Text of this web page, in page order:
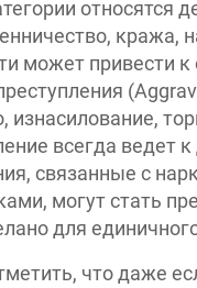
кража,
может привести
изнасилование,
всегда ведет
связанные с
могут стать
для
что даже